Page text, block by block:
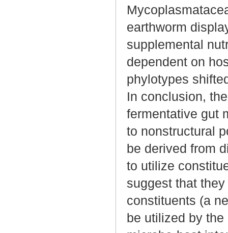
earthworm
supplemental
dependent on
phylotypes
In conclusion,
fermentative gut
to nonstructural
be derived from
to utilize
suggest that
constituents (a
be utilized by